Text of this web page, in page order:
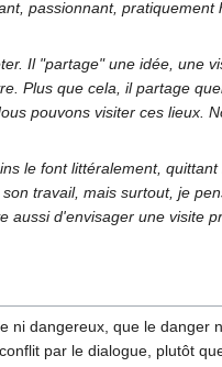
passionnant,
Il "partage" une idée, une
Plus que cela, il partage
pouvons visiter ces lieux.
le font littéralement,
travail, mais surtout, je
d'envisager une visite
dangereux, que le danger
par le dialogue, plutôt